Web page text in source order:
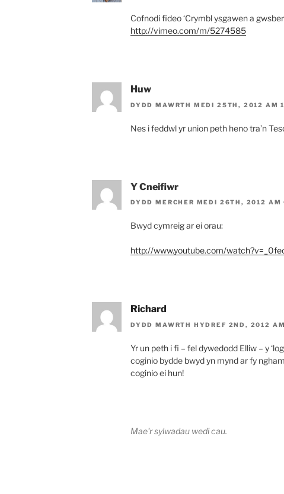
Cofnodi fideo ‘Crymbl ysgawen a
http://vimeo.com/m/5274585
Huw
DYDD MAWRTH MEDI 25TH, 2012 AM
Nes i feddwl yr union peth heno tra’n
Y Cneifiwr
DYDD MERCHER MEDI 26TH, 2012 AM
Bwyd cymreig ar ei orau:
http://www.youtube.com/
Richard
DYDD MAWRTH HYDREF 2ND, 2012
Yr un peth i fi – fel dywedodd Elliw – y
coginio bydde bwyd yn mynd ar fy
coginio ei hun!
Mae'r sylwadau wedi cau.